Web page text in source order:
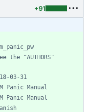
+91
"AUTHORS"
03-31
Panic Manual
Panic Manual